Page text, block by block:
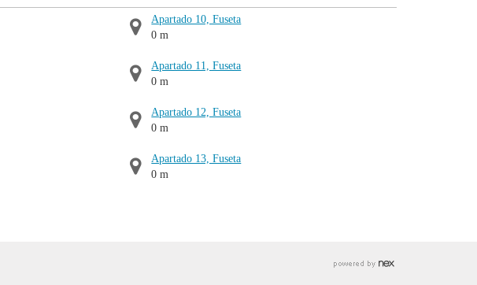
Apartado 10, Fuseta
0 m
Apartado 11, Fuseta
0 m
Apartado 12, Fuseta
0 m
Apartado 13, Fuseta
0 m